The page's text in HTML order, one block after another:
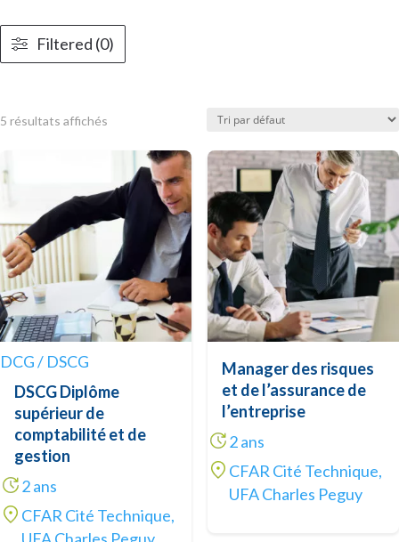
Filtered (0)
5 résultats affichés
DCG / DSCG
DSCG Diplôme
supérieur de
comptabilité et de
gestion
2 ans
CFAR Cité Technique,
Manager des risques
et de l’assurance de
l’entreprise
2 ans
CFAR Cité Technique,
UFA Charles Peguy